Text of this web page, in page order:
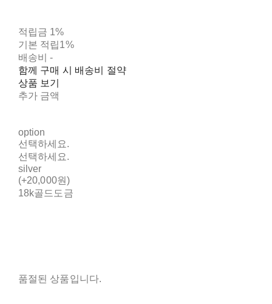
적립금 1%
기본 적립1%
배송비-
함께 구매 시 배송비 절약
상품 보기
추가 금액
option
선택하세요.
선택하세요.
silver
(+20,000원)
18k골드도금
품절된 상품입니다.